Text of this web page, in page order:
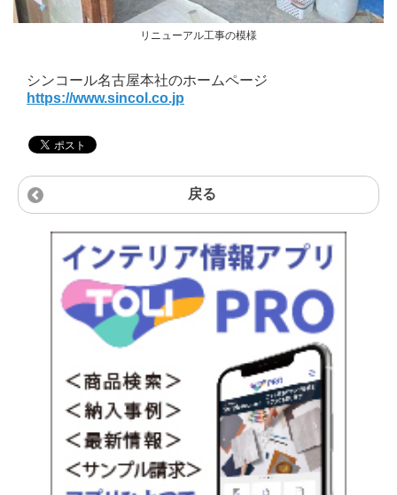
リニューアル工事の模様
シンコール名古屋本社のホームページ
https://www.sincol.co.jp
戻る